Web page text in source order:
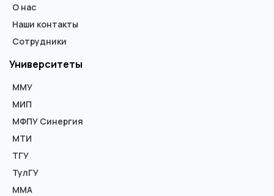
О нас
Наши контакты
Сотрудники
Университеты
ММУ
МИП
МФПУ Синергия
МТИ
ТГУ
ТулГУ
ММА